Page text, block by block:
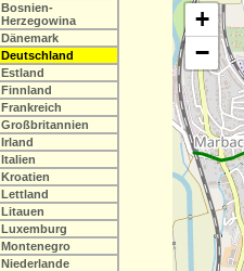
Bosnien-
Herzegowina
Dänemark
Deutschland
Estland
Finnland
Frankreich
Großbritannien
Irland
Italien
Kroatien
Lettland
Litauen
Luxemburg
Montenegro
Niederlande
+
−